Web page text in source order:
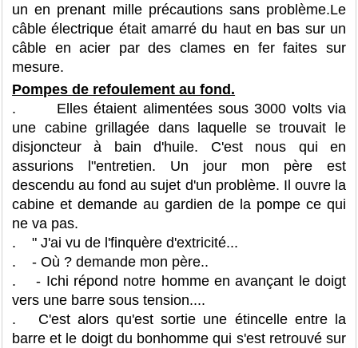
un en prenant mille précautions sans problème.Le
câble électrique était amarré du haut en bas sur un
câble en acier par des clames en fer faites sur
mesure.
Pompes de refoulement au fond.
. Elles étaient alimentées sous 3000 volts via
une cabine grillagée dans laquelle se trouvait le
disjoncteur à bain d'huile. C'est nous qui en
assurions l"entretien. Un jour mon père est
descendu au fond au sujet d'un problème. Il ouvre la
cabine et demande au gardien de la pompe ce qui
ne va pas.
. " J'ai vu de l'finquère d'extricité...
. - Où ? demande mon père..
. - Ichi répond notre homme en avançant le doigt
vers une barre sous tension....
. C'est alors qu'est sortie une étincelle entre la
barre et le doigt du bonhomme qui s'est retrouvé sur